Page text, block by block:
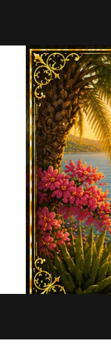
content